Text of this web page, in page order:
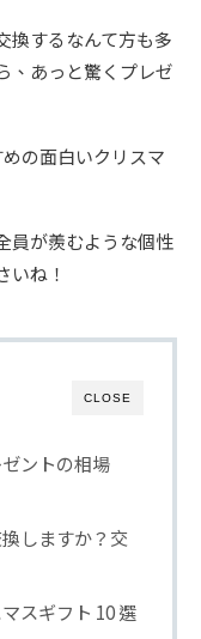
換するなんて方も多
、あっと驚くプレゼ
の面白いクリスマ
員が羨むような個性
いね！
CLOSE
ントの相場
しますか？交
スギフト 10 選